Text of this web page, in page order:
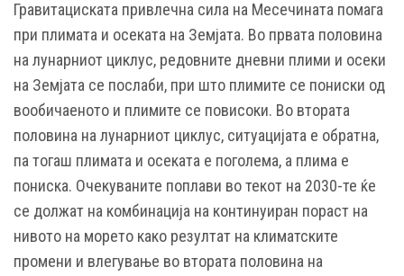
Гравитациската привлечна сила на Месечината помага
при плимата и осеката на Земјата. Во првата половина
на лунарниот циклус, редовните дневни плими и осеки
на Земјата се послаби, при што плимите се пониски од
вообичаеното и плимите се повисоки. Во втората
половина на лунарниот циклус, ситуацијата е обратна,
па тогаш плимата и осеката е поголема, а плима е
пониска. Очекуваните поплави во текот на 2030-те ќе
се должат на комбинација на континуиран пораст на
нивото на морето како резултат на климатските
промени и влегување во втората половина на